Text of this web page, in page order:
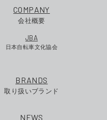
COMPANY
会社概要
JBA
日本自転車文化協会
BRANDS
取り扱いブランド
NEWS